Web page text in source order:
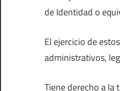
de Identidad o
El ejercicio de
administrativos,
Tiene derecho a